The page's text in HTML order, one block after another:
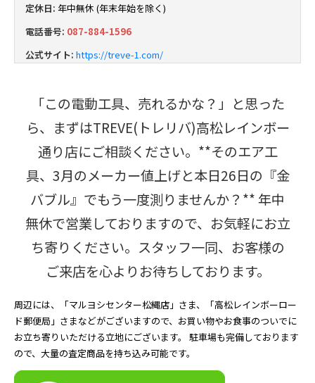
定休日: 年中無休 (年末年始を除く)
電話番号: 087-884-1596
公式サイト: https://treve-1.com/
「この電動工具、売れるかな？」と思った
ら、まずはTREVE(トレリバ)高松レインボー
通り店にご相談ください。**そのエア工
具、3月のメーカー値上げと本日26日の『金
バブル』でもう一度測りませんか？** 年中
無休で営業しておりますので、お気軽にお立
ち寄りください。スタッフ一同、お客様の
ご来店を心よりお待ちしております。
周辺には、「マルヨシセンター松縄店」さま、「高松レインボーロー
ド郵便局」さまなどがございますので、お買い物やお食事のついでに
お立ち寄りいただける立地にございます。 駐車場も完備しております
ので、大量の査定商品を持ち込み可能です。